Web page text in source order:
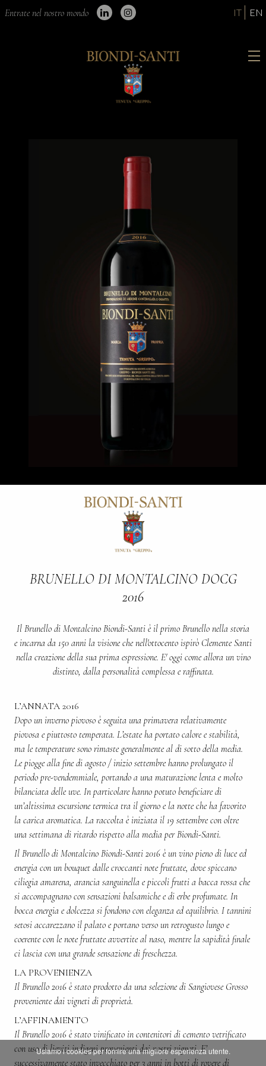
Entrate nel nostro mondo IT EN
BRUNELLO DI MONTALCINO DOCG
2016
Il Brunello di Montalcino Biondi-Santi è il primo Brunello nella storia
e incarna da 150 anni la visione che nell'ottocento ispirò Clemente Santi
nella creazione della sua prima espressione. E' oggi come allora un vino
distinto, dalla personalità complessa e raffinata.
L’ANNATA 2016
Dopo un inverno piovoso è seguita una primavera relativamente
piovosa e piuttosto temperata. L’estate ha portato calore e stabilità,
ma le temperature sono rimaste generalmente al di sotto della media.
Le piogge alla fine di agosto / inizio settembre hanno prolungato il
periodo pre-vendemmiale, portando a una maturazione lenta e molto
bilanciata delle uve. In particolare hanno potuto beneficiare di
un’altissima escursione termica tra il giorno e la notte che ha favorito
la carica aromatica. La raccolta è iniziata il 19 settembre con oltre
una settimana di ritardo rispetto alla media per Biondi-Santi.
Il Brunello di Montalcino Biondi-Santi 2016 è un vino pieno di luce ed
energia con un bouquet dalle croccanti note fruttate, dove spiccano
ciliegia amarena, arancia sanguinella e piccoli frutti a bacca rossa che
si accompagnano con sensazioni balsamiche e di erbe profumate. In
bocca energia e dolcezza si fondono con eleganza ed equilibrio. I tannini
setosi accarezzano il palato e portano verso un retrogusto lungo e
coerente con le note fruttate avvertite al naso, mentre la sapidità finale
ci lascia con una grande sensazione di freschezza.
LA PROVENIENZA
Il Brunello 2016 è stato prodotto da una selezione di Sangiovese Grosso
proveniente dai vigneti di proprietà.
L’AFFINAMENTO
Il Brunello 2016 è stato vinificato in contenitori di cemento vetrificato
con uso di lieviti indigeni provenienti dai nostri vigneti. E’
successivamente stato invecchiato per 3 anni in botti di rovere di
Usiamo i cookies per fornire una migliore esperienza utente.